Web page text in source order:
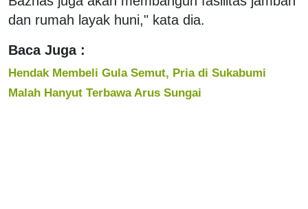
dan rumah layak huni," kata dia.
Baca Juga :
Hendak Membeli Gula Semut, Pria di Sukabumi
Malah Hanyut Terbawa Arus Sungai